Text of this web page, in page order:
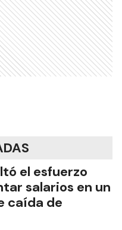
el esfuerzo
salarios en un
caída de